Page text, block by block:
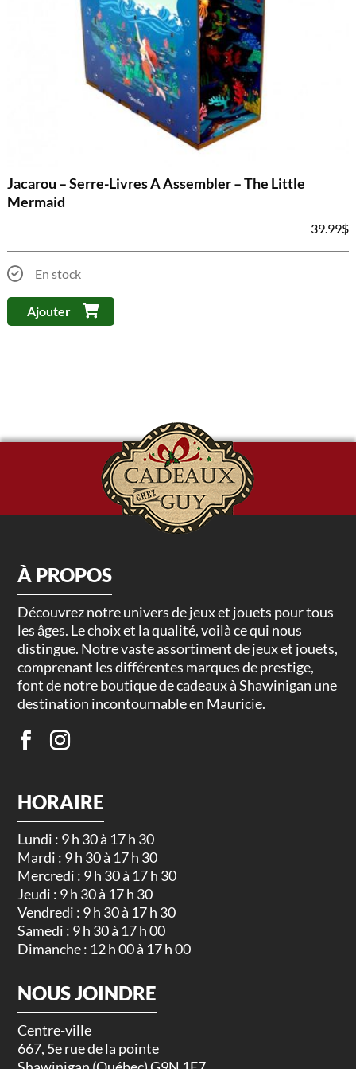
Jacarou – Serre-Livres A Assembler – The Little
Mermaid
39.99$
En stock
Ajouter
À PROPOS
Découvrez notre univers de jeux et jouets pour tous
les âges. Le choix et la qualité, voilà ce qui nous
distingue. Notre vaste assortiment de jeux et jouets,
comprenant les différentes marques de prestige,
font de notre boutique de cadeaux à Shawinigan une
destination incontournable en Mauricie.
HORAIRE
Lundi : 9 h 30 à 17 h 30
Mardi : 9 h 30 à 17 h 30
Mercredi : 9 h 30 à 17 h 30
Jeudi : 9 h 30 à 17 h 30
Vendredi : 9 h 30 à 17 h 30
Samedi : 9 h 30 à 17 h 00
Dimanche : 12 h 00 à 17 h 00
NOUS JOINDRE
Centre-ville
667, 5e rue de la pointe